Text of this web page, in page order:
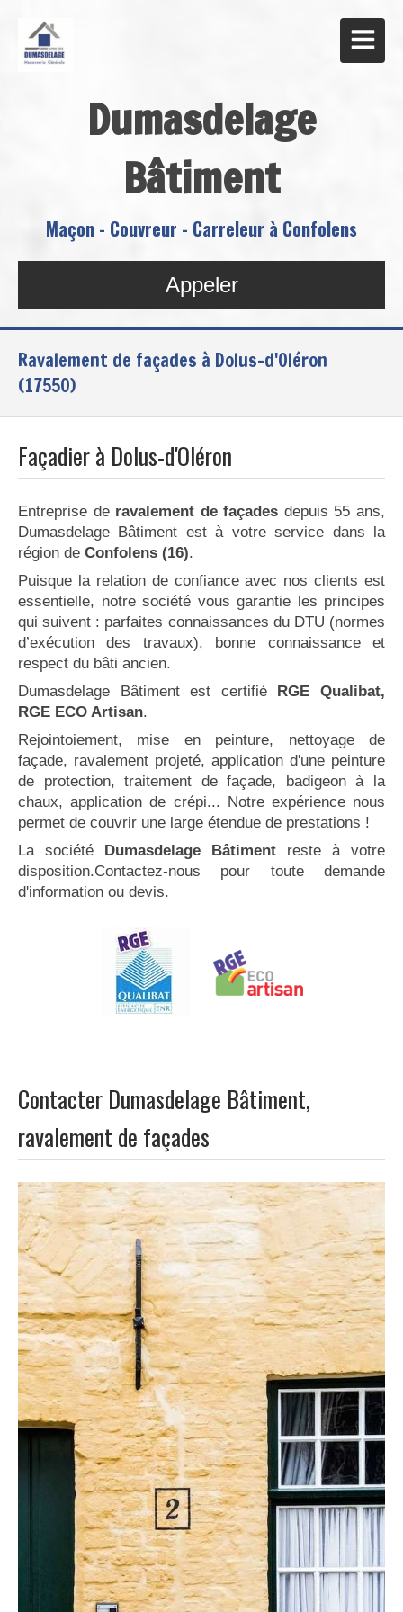
Dumasdelage
Bâtiment
Maçon - Couvreur - Carreleur à Confolens
Appeler
Ravalement de façades à Dolus-d'Oléron
(17550)
Façadier à Dolus-d'Oléron
Entreprise de ravalement de façades depuis 55 ans,
Dumasdelage Bâtiment est à votre service dans la
région de Confolens (16).
Puisque la relation de confiance avec nos clients est
essentielle, notre société vous garantie les principes
qui suivent : parfaites connaissances du DTU (normes
d’exécution des travaux), bonne connaissance et
respect du bâti ancien.
Dumasdelage Bâtiment est certifié RGE Qualibat,
RGE ECO Artisan.
Rejointoiement, mise en peinture, nettoyage de
façade, ravalement projeté, application d'une peinture
de protection, traitement de façade, badigeon à la
chaux, application de crépi... Notre expérience nous
permet de couvrir une large étendue de prestations !
La société Dumasdelage Bâtiment reste à votre
disposition.Contactez-nous pour toute demande
d'information ou devis.
Contacter Dumasdelage Bâtiment,
ravalement de façades